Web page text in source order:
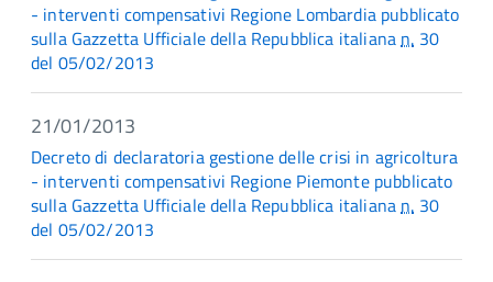
- interventi compensativi Regione Lombardia pubblicato
sulla Gazzetta Ufficiale della Repubblica italianan. 30
del 05/02/2013
21/01/2013
Decreto di declaratoria gestione delle crisi in agricoltura
- interventi compensativi Regione Piemonte pubblicato
sulla Gazzetta Ufficiale della Repubblica italianan. 30
del 05/02/2013